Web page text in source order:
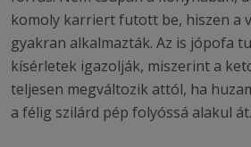
komoly karriert futott be, hiszen a
gyakran alkalmazták. Az is jópofa
kísérletek igazolják, miszerint a
teljesen megváltozik attól, ha
a félig szilárd pép folyóssá alakul át.